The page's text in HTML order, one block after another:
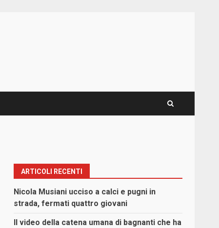
ARTICOLI RECENTI
Nicola Musiani ucciso a calci e pugni in
strada, fermati quattro giovani
Il video della catena umana di bagnanti che ha